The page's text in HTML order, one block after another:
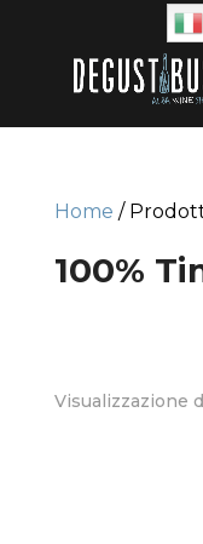
Home /
100%
Visualizzazione